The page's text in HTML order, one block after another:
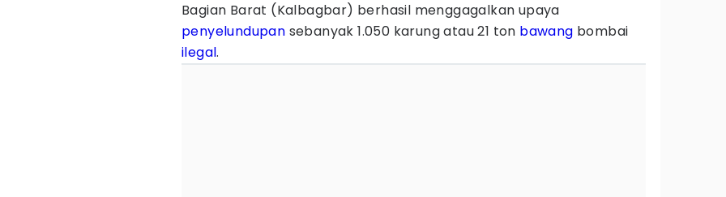
Bagian Barat (Kalbagbar) berhasil menggagalkan upaya
penyelundupan sebanyak 1.050 karung atau 21 ton bawang bombai
ilegal.